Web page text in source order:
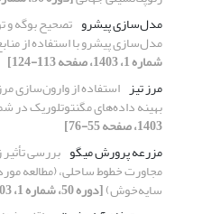
مدل‌سازی پیشرو تصحیح بوگه و
مدل‌سازی پیشرو با استفاده از
شماره 1، 1403، صفحه 113-124]
مرز تیز استفاده از وارون‌سازی
بهینه داد‌ه‌های مگنتوتلوریک در
1403، صفحه 55-76]
مزرعه پرورش میگو بررسی
سایه‌خوش)[دوره 50، شماره 1، 1403، صفحه 37-53]